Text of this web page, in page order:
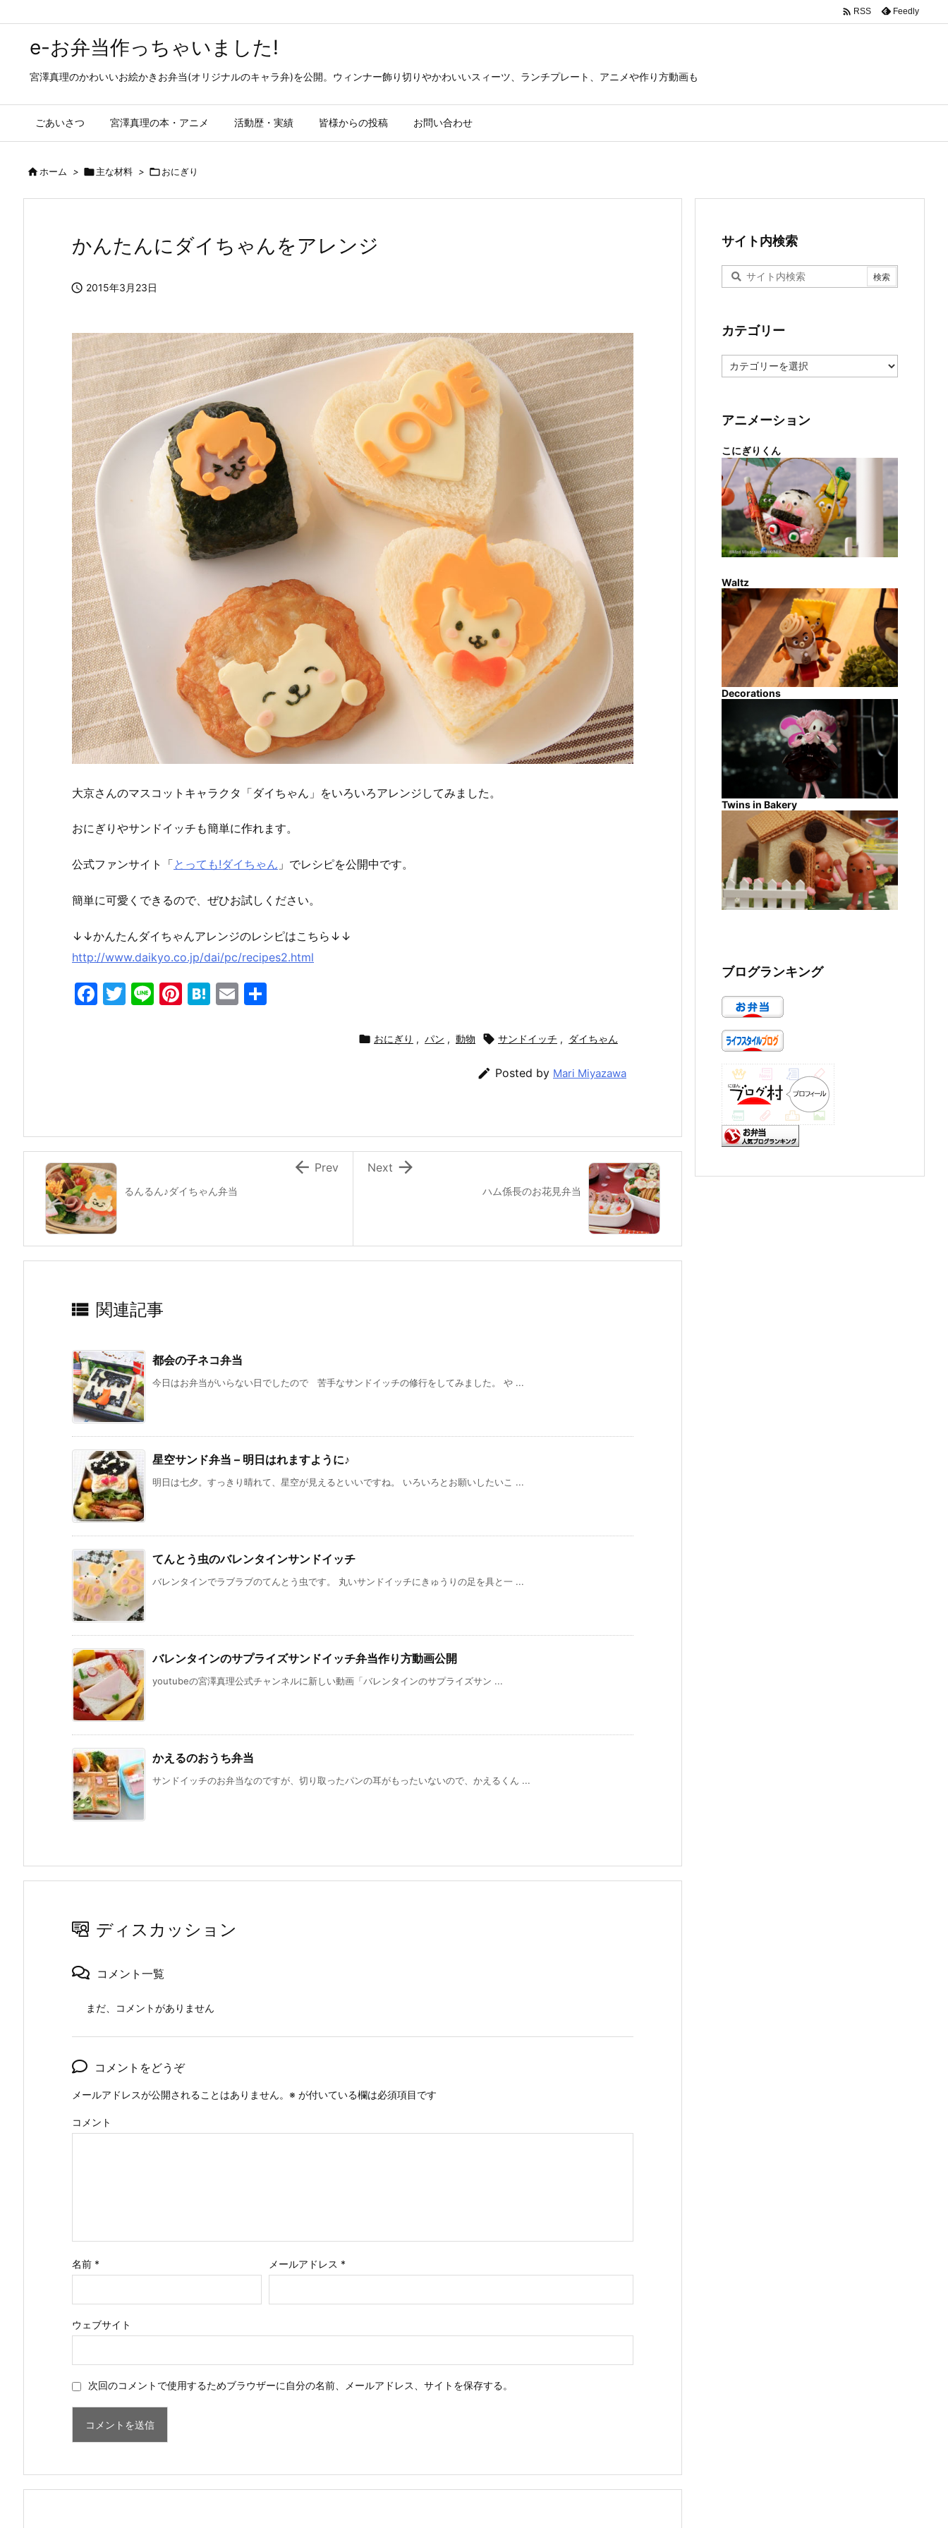
e-お弁当作っちゃいました!
宮澤真理のかわいいお絵かきお弁当(オリジナルのキャラ弁)を公開。ウィンナー飾り切りやかわいいスィーツ、ランチプレート、アニメや作り方動画も
ごあいさつ 宮澤真理の本・アニメ 活動歴・実績 皆様からの投稿 お問い合わせ
 RSS Feedly
ホーム > 主な材料 > おにぎり
かんたんにダイちゃんをアレンジ
 2015年3月23日
大京さんのマスコットキャラクタ「ダイちゃん」をいろいろアレンジしてみました。
おにぎりやサンドイッチも簡単に作れます。
公式ファンサイト「とっても!ダイちゃん 」でレシピを公開中です。
簡単に可愛くできるので、ぜひお試しください。
↓↓かんたんダイちゃんアレンジのレシピはこちら↓↓
http://www.daikyo.co.jp/dai/pc/recipes2.html
F
k
T
Li Pi H
E
 おにぎり , パン , 動物  サンドイッチ , ダイちゃん
 Posted by Mari Miyazawa
ハム係長のお花見弁当

Next
るんるん♪ダイちゃん弁当
 Prev
 関連記事
都会の子ネコ弁当
今日はお弁当がいらない日でしたので 苦手なサンドイッチの修行をしてみました。 や ...
星空サンド弁当 – 明日はれますように♪
明日は七夕。すっきり晴れて、星空が見えるといいですね。 いろいろとお願いしたいこ ...
てんとう虫のバレンタインサンドイッチ
バレンタインでラブラブのてんとう虫です。 丸いサンドイッチにきゅうりの足を具と一 ...
バレンタインのサプライズサンドイッチ弁当作り方動画公開
youtubeの宮澤真理公式チャンネルに新しい動画「バレンタインのサプライズサン ...
かえるのおうち弁当
サンドイッチのお弁当なのですが、切り取ったパンの耳がもったいないので、かえるくん ...
ディスカッション
コメント一覧
まだ、コメントがありません
コメントをどうぞ
メールアドレスが公開されることはありません。 ※ が付いている欄は必須項目です
コメント
名前 * メールアドレス *
ウェブサイト
次回のコメントで使用するためブラウザーに自分の名前、メールアドレス、サイトを保存する。
サイト内検索
カテゴリー
テ
ー
アニメーション
こにぎりくん
Waltz
Decorations
Twins in Bakery
ブログランキング